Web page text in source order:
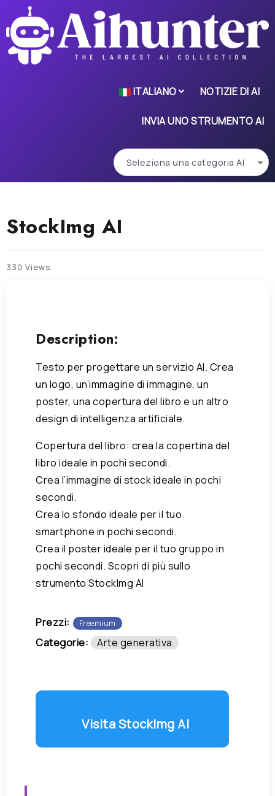
ITALIANO NOTIZIE DI AI
INVIA UNO STRUMENTO AI
StockImg AI
330 Views
Description:
Testo per progettare un servizio AI. Crea
un logo, un’immagine di immagine, un
poster, una copertura del libro e un altro
design di intelligenza artificiale.
Copertura del libro: crea la copertina del
libro ideale in pochi secondi.
Crea l’immagine di stock ideale in pochi
secondi.
Crea lo sfondo ideale per il tuo
smartphone in pochi secondi.
Crea il poster ideale per il tuo gruppo in
pochi secondi. Scopri di più sullo
strumento StockImg AI
Prezzi: Freemium
Categorie: Arte generativa
Visita StockImg AI